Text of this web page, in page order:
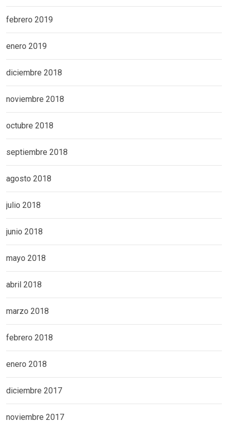
febrero 2019
enero 2019
diciembre 2018
noviembre 2018
octubre 2018
septiembre 2018
agosto 2018
julio 2018
junio 2018
mayo 2018
abril 2018
marzo 2018
febrero 2018
enero 2018
diciembre 2017
noviembre 2017